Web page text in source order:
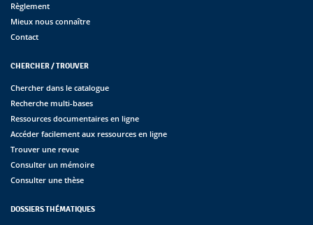
Règlement
Mieux nous connaître
Contact
CHERCHER / TROUVER
Chercher dans le catalogue
Recherche multi-bases
Ressources documentaires en ligne
Accéder facilement aux ressources en ligne
Trouver une revue
Consulter un mémoire
Consulter une thèse
DOSSIERS THÉMATIQUES